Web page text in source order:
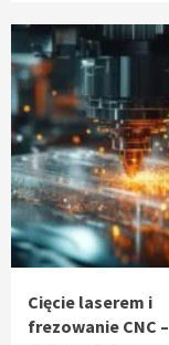
Cięcie laserem i
frezowanie CNC –